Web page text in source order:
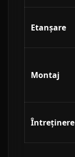
Etanșare
Montaj
Întreținere